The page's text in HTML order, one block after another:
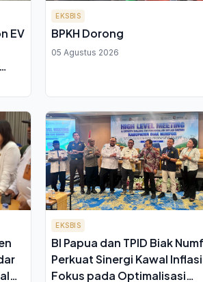
EV
EKSBIS
BPKH Dorong
05 Agustus 2026
EKSBIS
BI Papua dan TPID Biak
Perkuat Sinergi Kawal
Fokus pada Optimalisasi